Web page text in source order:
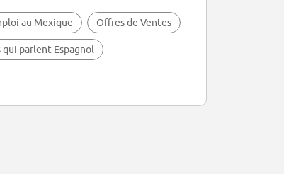
au Mexique Offres de Ventes
parlent Espagnol